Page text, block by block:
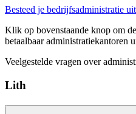
Besteed je bedrijfsadministratie uit
Klik op bovenstaande knop om
betaalbaar administratiekantoren
Veelgestelde vragen over
Lith